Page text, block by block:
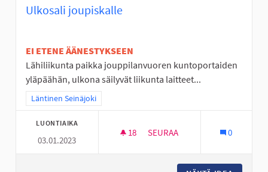
Ulkosali joupiskalle
EI ETENE ÄÄNESTYKSEEN
Lähiliikunta paikka jouppilanvuoren kuntoportaiden
yläpäähän, ulkona säilyvät liikunta laitteet...
Rajaa tulokset teeman mukaan: Läntinen Seinäjoki
Läntinen Seinäjoki
LUONTIAIKA
03.01.2023
18 18 SEURAAJAA
SEURAA 0